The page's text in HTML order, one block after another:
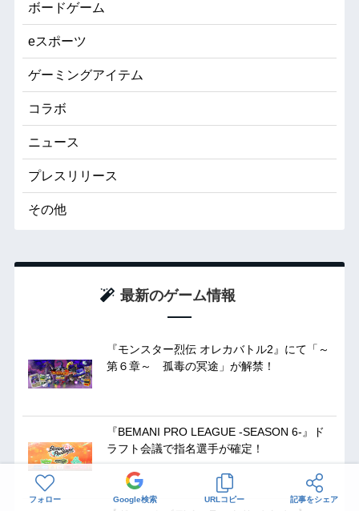
ボードゲーム
eスポーツ
ゲーミングアイテム
コラボ
ニュース
プレスリリース
その他
最新のゲーム情報
『モンスター烈伝 オレカバトル2』にて「～
第６章～ 孤毒の冥途」が解禁！
『BEMANI PRO LEAGUE -SEASON 6-』ド
ラフト会議で指名選手が確定！
フォロー Google検索 URLコピー 記事をシェア